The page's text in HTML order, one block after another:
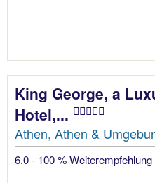
King George, a
Hotel,...
Athen, Athen &
6.0 - 100 % Weiterempfehlung